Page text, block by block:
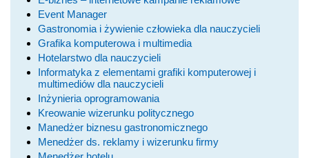
Event Manager
Gastronomia i żywienie człowieka dla nauczycieli
Grafika komputerowa i multimedia
Hotelarstwo dla nauczycieli
Informatyka z elementami grafiki komputerowej i
multimediów dla nauczycieli
Inżynieria oprogramowania
Kreowanie wizerunku politycznego
Manedżer biznesu gastronomicznego
Menedżer ds. reklamy i wizerunku firmy